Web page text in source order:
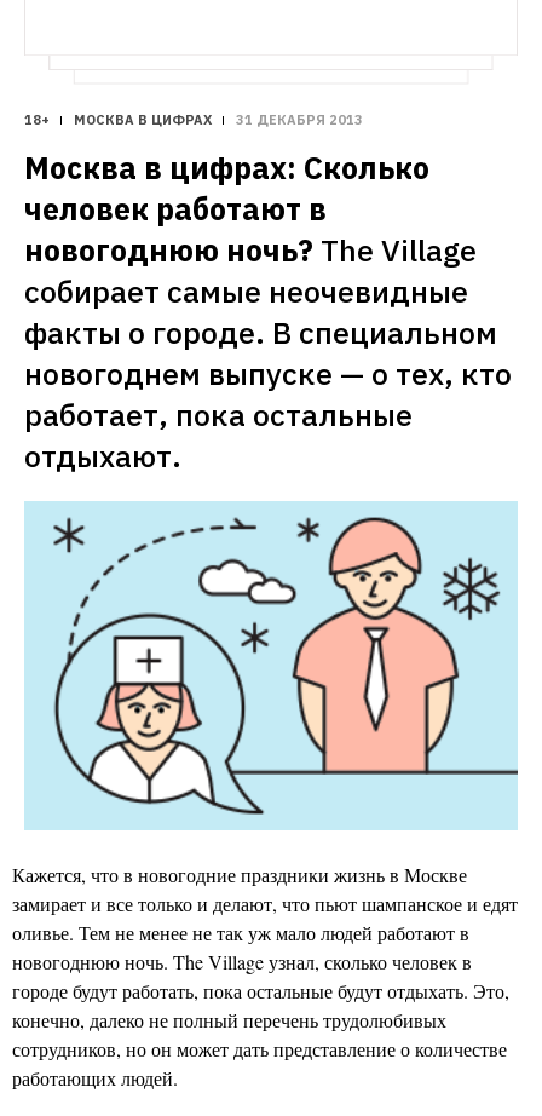
18+ МОСКВА В ЦИФРАХ 31 ДЕКАБРЯ 2013
Москва в цифрах: Сколько
человек работают в
новогоднюю ночь? The Village
собирает самые неочевидные
факты о городе. В специальном
новогоднем выпуске — о тех, кто
работает, пока остальные
отдыхают.
Кажется, что в новогодние праздники жизнь в Москве
замирает и все только и делают, что пьют шампанское и едят
оливье. Тем не менее не так уж мало людей работают в
новогоднюю ночь. The Village узнал, сколько человек в
городе будут работать, пока остальные будут отдыхать. Это,
конечно, далеко не полный перечень трудолюбивых
сотрудников, но он может дать представление о количестве
работающих людей.